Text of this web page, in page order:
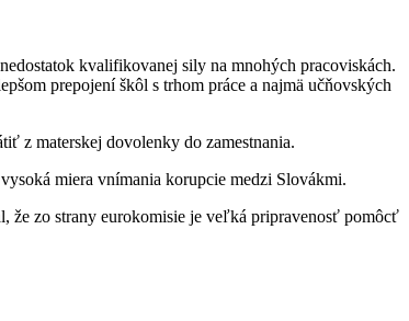
kvalifikovanej sily na mnohých pracoviskách.
prepojení škôl s trhom práce a najmä učňovských
z materskej dovolenky do zamestnania.
miera vnímania korupcie medzi Slovákmi.
že zo strany eurokomisie je veľká pripravenosť pomôcť